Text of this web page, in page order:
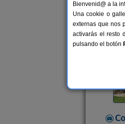
Bienvenid@ a la
Una cookie o
externas que nos
activarás el resto
pulsando el botón